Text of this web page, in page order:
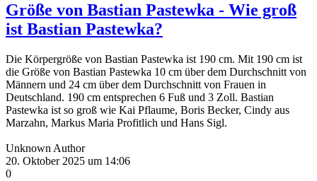
Größe von Bastian Pastewka - Wie groß
ist Bastian Pastewka?
Die Körpergröße von Bastian Pastewka ist 190 cm. Mit 190 cm ist
die Größe von Bastian Pastewka 10 cm über dem Durchschnitt von
Männern und 24 cm über dem Durchschnitt von Frauen in
Deutschland. 190 cm entsprechen 6 Fuß und 3 Zoll. Bastian
Pastewka ist so groß wie Kai Pflaume, Boris Becker, Cindy aus
Marzahn, Markus Maria Profitlich und Hans Sigl.
Unknown Author
20. Oktober 2025 um 14:06
0